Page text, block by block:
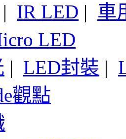
| IR LED | 車
LED
| LED封裝 |
觀點